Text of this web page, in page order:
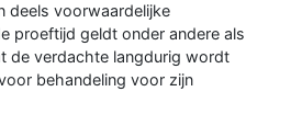
deels voorwaardelijke
proeftijd geldt onder andere als
de verdachte langdurig wordt
behandeling voor zijn